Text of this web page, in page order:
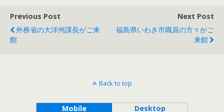
Previous Post
外務省の大洋州課長がご来
館
Next Post
福島県いわき市職員の方々がご
来館
Back to top
Mobile Desktop